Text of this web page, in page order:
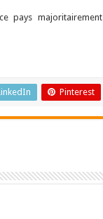
pays majoritairement
Pinterest